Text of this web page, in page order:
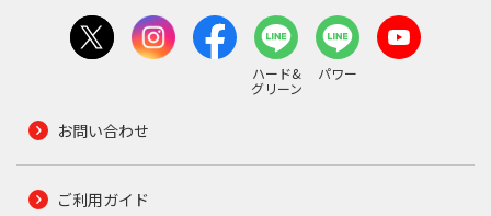
ハード&
グリーン
パワー
お問い合わせ
ご利用ガイド